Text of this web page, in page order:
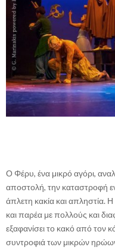
Ο Φέρυ, ένα μικρό αγόρι,
αποστολή, την καταστροφή
άπλετη κακία και απληστία.
και παρέα με πολλούς και
εξαφανίσει το κακό από τον
συντροφιά των μικρών ηρώων